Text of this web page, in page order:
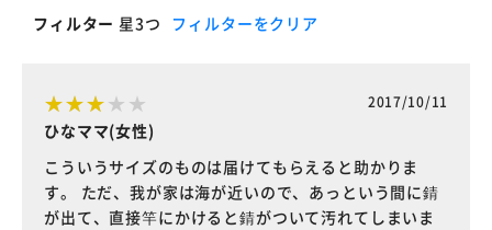
フィルター 星3つ フィルターをクリア
2017/10/11
ひなママ(女性)
こういうサイズのものは届けてもらえると助かりま
す。 ただ、我が家は海が近いので、あっという間に錆
が出て、直接竿にかけると錆がついて汚れてしまいま